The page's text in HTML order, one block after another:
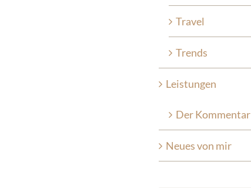
Travel
Trends
Leistungen
Der Kommentar
Neues von mir